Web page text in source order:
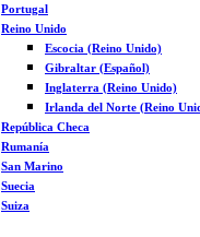
Portugal
Reino Unido
Escocia (Reino Unido)
Gibraltar (Español)
Inglaterra (Reino Unido)
Irlanda del Norte (Reino
República Checa
Rumanía
San Marino
Suecia
Suiza